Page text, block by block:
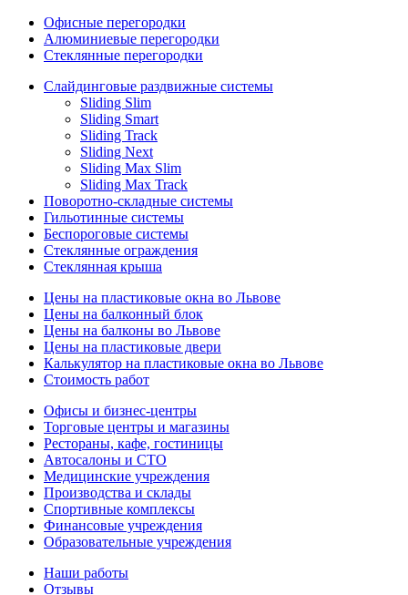
Офисные перегородки
Алюминиевые перегородки
Стеклянные перегородки
Слайдинговые раздвижные системы
Sliding Slim
Sliding Smart
Sliding Track
Sliding Next
Sliding Max Slim
Sliding Max Track
Поворотно-складные системы
Гильотинные системы
Беспороговые системы
Стеклянные ограждения
Стеклянная крыша
Цены на пластиковые окна во Львове
Цены на балконный блок
Цены на балконы во Львове
Цены на пластиковые двери
Калькулятор на пластиковые окна во Львове
Стоимость работ
Офисы и бизнес-центры
Торговые центры и магазины
Рестораны, кафе, гостиницы
Автосалоны и СТО
Медицинские учреждения
Производства и склады
Спортивные комплексы
Финансовые учреждения
Образовательные учреждения
Наши работы
Отзывы